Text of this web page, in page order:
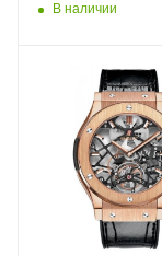
В наличии